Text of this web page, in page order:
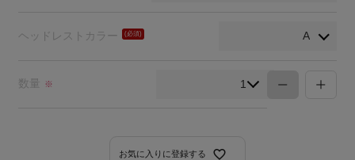
ヘッドレストカラー
お気に入りに登録する
数量 ※